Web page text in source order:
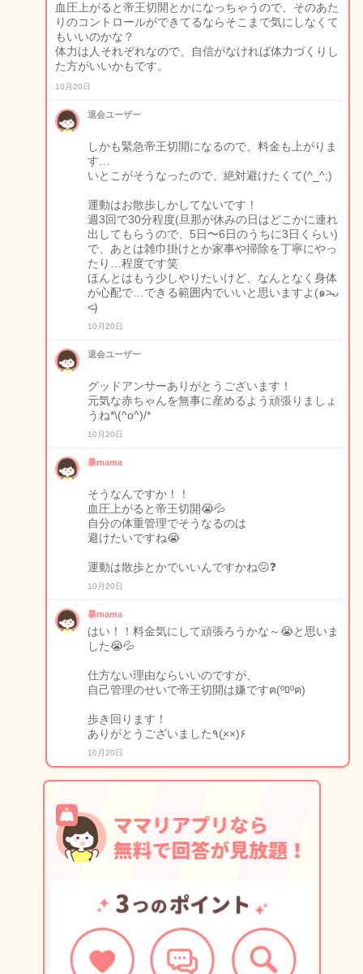
血圧上がると帝王切開とかになっちゃうので、そのあた
りのコントロールができてるならそこまで気にしなくて
もいいのかな？
体力は人それぞれなので、自信がなければ体力づくりし
た方がいいかもです。
10月20日
退会ユーザー
しかも緊急帝王切開になるので、料金も上がりま
す…
いとこがそうなったので、絶対避けたくて(^_^;)
運動はお散歩しかしてないです！
週3回で30分程度(旦那が休みの日はどこかに連れ
出してもらうので、5日〜6日のうちに3日くらい)
で、あとは雑巾掛けとか家事や掃除を丁寧にやっ
たり…程度です笑
ほんとはもう少しやりたいけど、なんとなく身体
が心配で…できる範囲内でいいと思いますよ(๑˃̵ᴗ
˂̵)
10月20日
退会ユーザー
グッドアンサーありがとうございます！
元気な赤ちゃんを無事に産めるよう頑張りましょ
うね*\(^o^)/*
10月20日
暴mama
そうなんですか！！
血圧上がると帝王切開😭💦
自分の体重管理でそうなるのは
避けたいですね😭
運動は散歩とかでいいんですかね😖❓
10月20日
暴mama
はい！！料金気にして頑張ろうかな～😭と思いま
した😭💦
仕方ない理由ならいいのですが、
自己管理のせいで帝王切開は嫌ですฅ(ºﾛºฅ)
歩き回ります！
ありがとうございました٩(×̯×)۶
10月20日